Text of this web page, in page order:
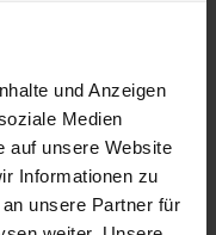
und Anzeigen
Medien
auf unsere Website
Informationen zu
unsere Partner für